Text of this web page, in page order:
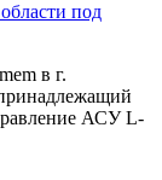
под
в г.
АСУ L-